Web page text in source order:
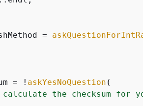
=
= !
askYesNoQuestion (
calculate the checksum for